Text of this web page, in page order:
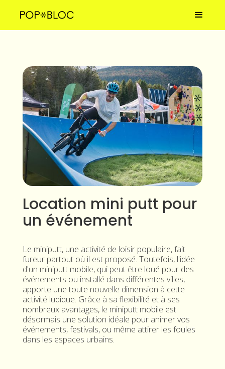
Location mini putt pour
un événement
Le miniputt, une activité de loisir populaire, fait
fureur partout où il est proposé. Toutefois, l'idée
d'un miniputt mobile, qui peut être loué pour des
événements ou installé dans différentes villes,
apporte une toute nouvelle dimension à cette
activité ludique. Grâce à sa flexibilité et à ses
nombreux avantages, le miniputt mobile est
désormais une solution idéale pour animer vos
événements, festivals, ou même attirer les foules
dans les espaces urbains.